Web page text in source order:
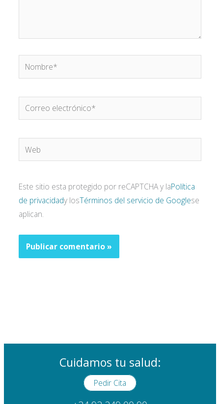
Nombre*
Correo
electrónico*
Web
Este sitio esta protegido por reCAPTCHA y laPolítica
de privacidady losTérminos del servicio de Googlese
aplican.
Cuidamos tu salud:
Pedir Cita